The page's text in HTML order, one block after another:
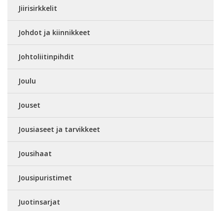
Jiirisirkkelit
Johdot ja kiinnikkeet
Johtoliitinpihdit
Joulu
Jouset
Jousiaseet ja tarvikkeet
Jousihaat
Jousipuristimet
Juotinsarjat